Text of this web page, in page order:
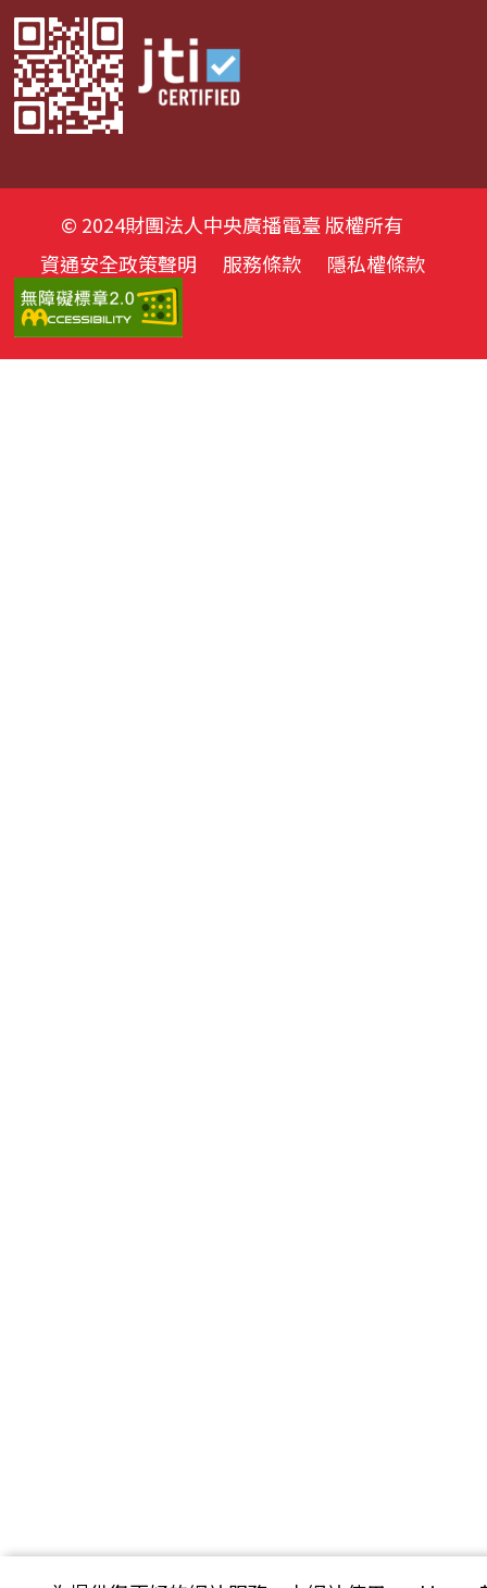
© 2024財團法人中央廣播電臺 版權所有
資通安全政策聲明
服務條款 隱私權條款